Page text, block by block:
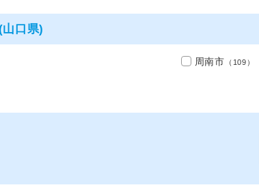
口県)
周南市 （109）